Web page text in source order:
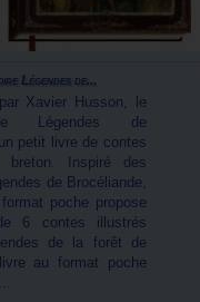
Légendes de...
Xavier Husson, le
Légendes de
petit livre de contes
Inspiré des
de Brocéliande,
poche propose
6 contes illustrés
de la forêt de
au format poche